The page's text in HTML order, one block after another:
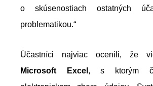
o skúsenostiach ostatných
problematikou.“
Účastníci najviac ocenili, že
Microsoft Excel , s ktorým